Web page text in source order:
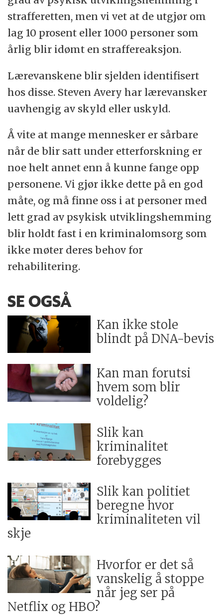
strafferetten, men vi vet at de utgjør om
lag 10 prosent eller 1000 personer som
årlig blir idømt en straffereaksjon.
Lærevanskene blir sjelden identifisert
hos disse. Steven Avery har lærevansker
uavhengig av skyld eller uskyld.
Å vite at mange mennesker er sårbare
når de blir satt under etterforskning er
noe helt annet enn å kunne fange opp
personene. Vi gjør ikke dette på en god
måte, og må finne oss i at personer med
lett grad av psykisk utviklingshemming
blir holdt fast i en kriminalomsorg som
ikke møter deres behov for
rehabilitering.
SE OGSÅ
Kan ikke stole
blindt på DNA-bevis
Kan man forutsi
hvem som blir
voldelig?
Slik kan
kriminalitet
forebygges
Slik kan politiet
beregne hvor
kriminaliteten vil
skje
Hvorfor er det så
vanskelig å stoppe
når jeg ser på
Netflix og HBO?